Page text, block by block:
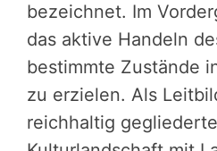
bezeichnet. Im
das aktive Handeln
bestimmte Zustände
zu erzielen. Als
reich­hal­tig